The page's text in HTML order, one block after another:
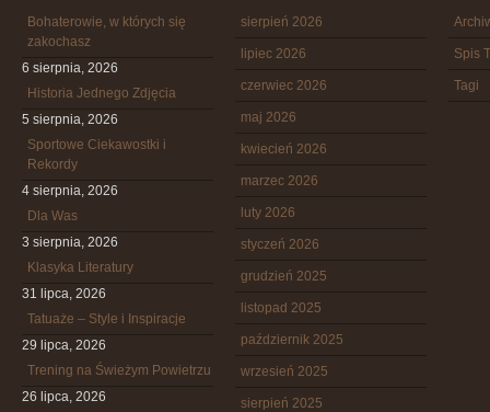
Bohaterowie, w których się
zakochasz
6 sierpnia, 2026
Historia Jednego Zdjęcia
5 sierpnia, 2026
Sportowe Ciekawostki i
Rekordy
4 sierpnia, 2026
Dla Was
3 sierpnia, 2026
Klasyka Literatury
31 lipca, 2026
Tatuaże – Style i Inspiracje
29 lipca, 2026
Trening na Świeżym Powietrzu
26 lipca, 2026
sierpień 2026
lipiec 2026
czerwiec 2026
maj 2026
kwiecień 2026
marzec 2026
luty 2026
styczeń 2026
grudzień 2025
listopad 2025
październik 2025
wrzesień 2025
sierpień 2025
Spis
Tagi